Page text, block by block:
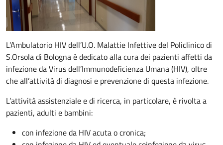
L’Ambulatorio HIV dell’U.O. Malattie Infettive del Policlinico di
S.Orsola di Bologna è dedicato alla cura dei pazienti affetti da
infezione da Virus dell’Immunodeficienza Umana (HIV), oltre
che all’attività di diagnosi e prevenzione di questa infezione.
L’attività assistenziale e di ricerca, in particolare, è rivolta a
pazienti, adulti e bambini:
con infezione da HIV acuta o cronica;